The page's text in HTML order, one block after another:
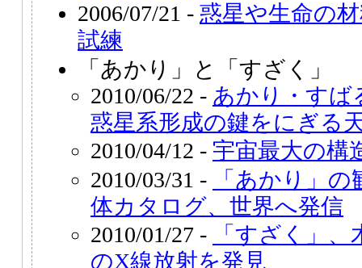
2006/07/21 - 惑星や生命の
試練
「あかり」と「すざく」
2010/06/22 - あかり・すば
惑星系形成の鍵をにぎる
2010/04/12 - 宇宙最大の構
2010/03/31 -
「あかり」
体カタログ、世界へ発信
2010/01/27 -
「すざく」
のX線放射を発見